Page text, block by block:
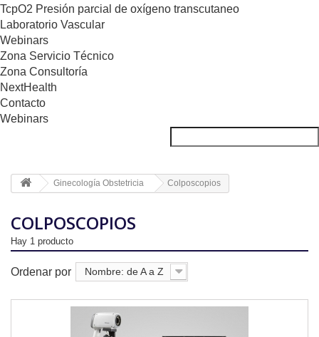
TcpO2 Presión parcial de oxígeno transcutaneo
Laboratorio Vascular
Webinars
Zona Servicio Técnico
Zona Consultoría
NextHealth
Contacto
Webinars
Ginecología Obstetricia Colposcopios
COLPOSCOPIOS
Hay 1 producto
Ordenar por Nombre: de A a Z